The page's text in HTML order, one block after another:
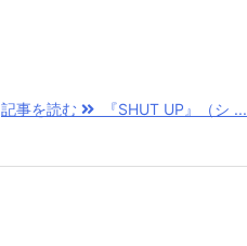
記事を読む 『SHUT UP』（シ ...